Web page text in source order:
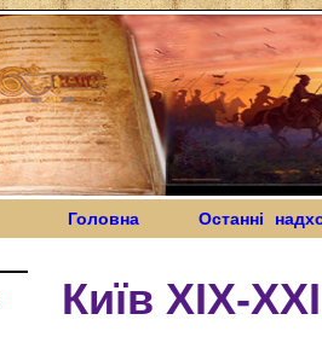
Головна Останні
Київ ХІХ-